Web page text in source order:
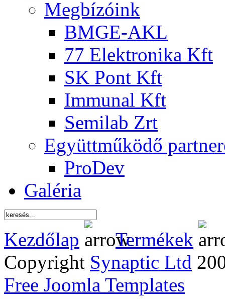
Megbízóink
BMGE-AKL
77 Elektronika Kft
SK Pont Kft
Immunal Kft
Semilab Zrt
Együttműködő
ProDev
Galéria
Kezdőlap
Termékek
Copyright Synaptic Ltd
Free Joomla Templates